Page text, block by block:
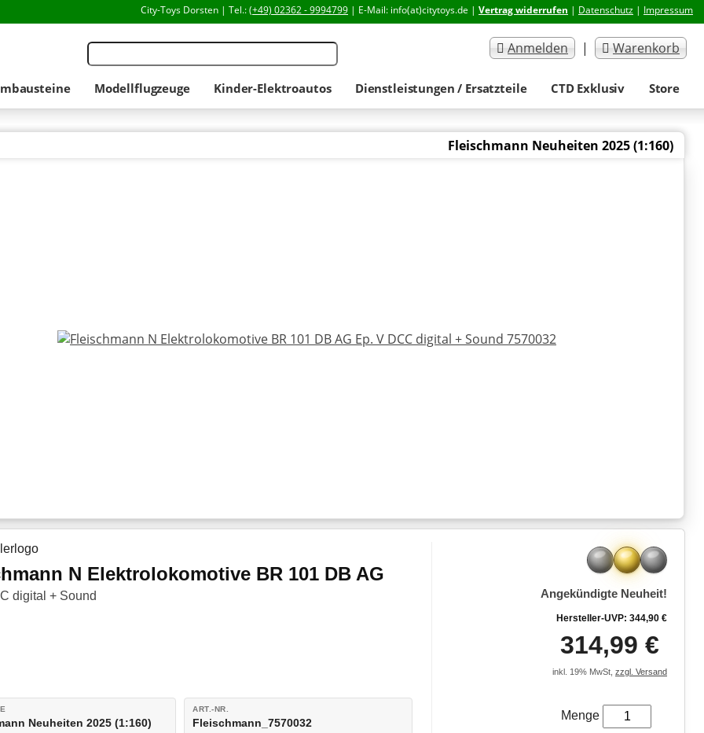
City-Toys Dorsten | Tel.:(+49) 02362 - 9994799 | E-Mail: info(at)citytoys.de | Vertrag widerrufen | Datenschutz | Impressum
Anmelden | Warenkorb
Modellflugzeuge Kinder-Elektroautos Dienstleistungen / Ersatzteile CTD Exklusiv Store
Fleischmann Neuheiten 2025 (1:160)
N Elektrolokomotive BR 101 DB AG
digital + Sound
Neuheiten 2025 (1:160)
ART.-NR.
Fleischmann_7570032
Angekündigte Neuheit!
Hersteller-UVP: 344,90 €
314,99 €
inkl. 19% MwSt, zzgl. Versand
Menge